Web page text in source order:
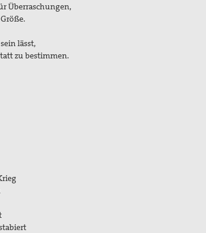
Überraschungen,
lässt,
zu bestimmen.